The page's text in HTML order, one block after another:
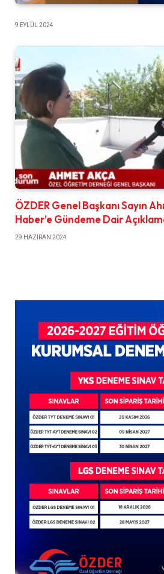
9 EYLÜL 2024
ÖZDER Genel Başkanı Sayın
Haber’e Gündeme Dair
29 HAZIRAN 2024